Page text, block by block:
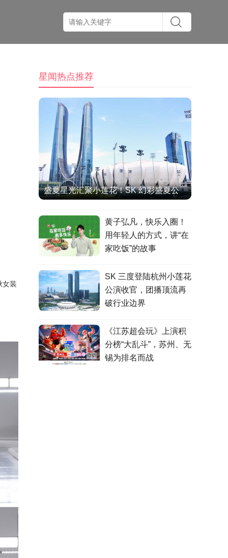
女装
星闻热点推荐
盛夏星光汇聚小莲花！SK 幻彩盛夏公
黄子弘凡，快乐入圈！
用年轻人的方式，讲“在
家吃饭”的故事
SK 三度登陆杭州小莲花
公演收官，团播顶流再
破行业边界
《江苏超会玩》上演积
分榜“大乱斗”，苏州、无
锡为排名而战